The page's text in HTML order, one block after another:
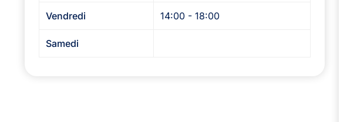
Vendredi 14:00 - 18:00
Samedi